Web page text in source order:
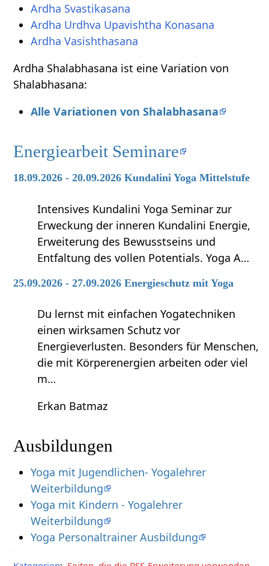
Ardha Svastikasana
Ardha Urdhva Upavishtha Konasana
Ardha Vasishthasana
Ardha Shalabhasana ist eine Variation von
Shalabhasana:
Alle Variationen von Shalabhasana
Energiearbeit Seminare
18.09.2026 - 20.09.2026 Kundalini Yoga Mittelstufe
Intensives Kundalini Yoga Seminar zur
Erweckung der inneren Kundalini Energie,
Erweiterung des Bewusstseins und
Entfaltung des vollen Potentials. Yoga A…
25.09.2026 - 27.09.2026 Energieschutz mit Yoga
Du lernst mit einfachen Yogatechniken
einen wirksamen Schutz vor
Energieverlusten. Besonders für Menschen,
die mit Körperenergien arbeiten oder viel
m…
Erkan Batmaz
Ausbildungen
Yoga mit Jugendlichen- Yogalehrer
Weiterbildung
Yoga mit Kindern - Yogalehrer
Weiterbildung
Yoga Personaltrainer Ausbildung